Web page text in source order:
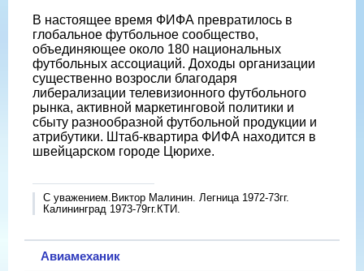
В настоящее время ФИФА превратилось в
глобальное футбольное сообщество,
объединяющее около 180 национальных
футбольных ассоциаций. Доходы организации
существенно возросли благодаря
либерализации телевизионного футбольного
рынка, активной маркетинговой политики и
сбыту разнообразной футбольной продукции и
атрибутики. Штаб-квартира ФИФА находится в
швейцарском городе Цюрихе.
С уважением.Виктор Малинин. Легница 1972-73гг.
Калининград 1973-79гг.КТИ.
Авиамеханик